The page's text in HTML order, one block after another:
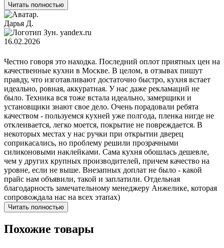
Читать полностью
Дарья Д.
yandex.ru
16.02.2026
Честно говоря это находка. Последний оплот приятных цен на
качественные кухни в Москве. В целом, в отзывах пишут
правду, что изготавливают достаточно быстро, кухня встает
идеально, ровная, аккуратная. У нас даже рекламаций не
было. Техника вся тоже встала идеально, замерщики и
установщики знают свое дело. Очень порадовали ребята
качеством - пользуемся кухней уже полгода, пленка нигде не
отклеивается, легко моется, покрытие не повреждается. В
некоторых местах у нас ручки при открытии дверец
соприкасались, но проблему решили прозрачными
силиконовыми наклейками. Сама кухня обошлась дешевле,
чем у других крупных производителей, причем качество на
уровне, если не выше. Внезапных доплат не было - какой
прайс нам объявили, такой и заплатили. Отдельная
благодарность замечательному менеджеру Анжелике, которая
сопровождала нас на всех этапах)
Читать полностью
Похожие товары